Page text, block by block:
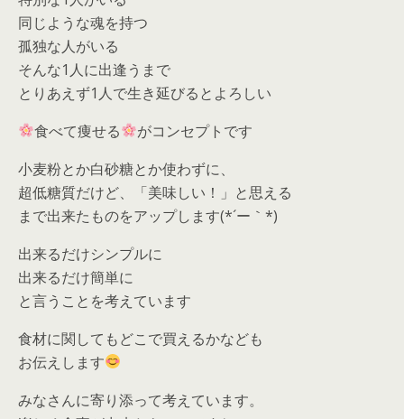
同じような魂を持つ
孤独な人がいる
そんな1人に出逢うまで
とりあえず1人で生き延びるとよろしい
食べて痩せる
がコンセプトです
小麦粉とか白砂糖とか使わずに、
超低糖質だけど、「美味しい！」と思える
まで出来たものをアップします(*´ー｀*)
出来るだけシンプルに
出来るだけ簡単に
と言うことを考えています
食材に関してもどこで買えるかなども
お伝えします
みなさんに寄り添って考えています。